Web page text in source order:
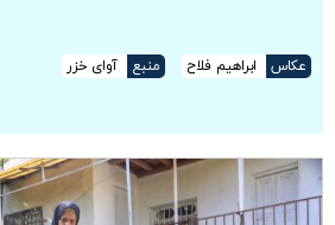
عکاس ابراهیم فلاح منبع
آوای خزر